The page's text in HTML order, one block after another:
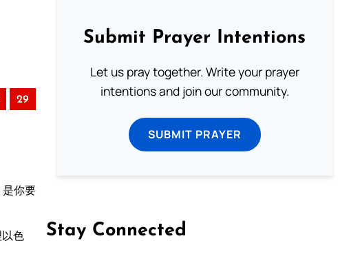
29
你要
色
Submit Prayer Intentions
Let us pray together. Write your prayer
intentions and join our community.
SUBMIT PRAYER
Stay Connected